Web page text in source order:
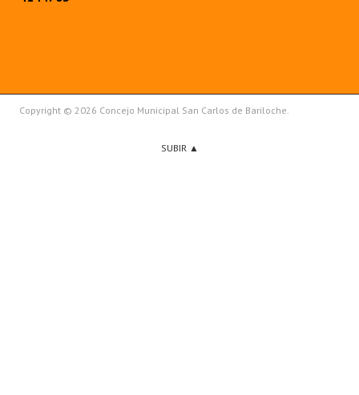
Copyright © 2026 Concejo Municipal San Carlos de Bariloche.
SUBIR ▲